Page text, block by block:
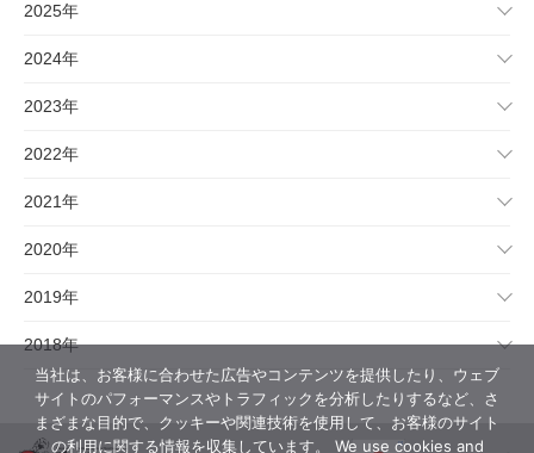
2025年
2024年
2023年
2022年
2021年
2020年
2019年
2018年
当社は、お客様に合わせた広告やコンテンツを提供したり、ウェブ
サイトのパフォーマンスやトラフィックを分析したりするなど、さ
まざまな目的で、クッキーや関連技術を使用して、お客様のサイト
の利用に関する情報を収集しています。 We use cookies and